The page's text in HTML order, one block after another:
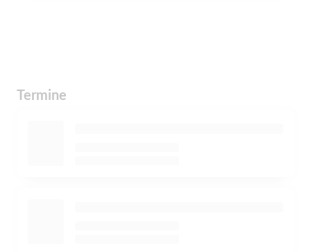
Termine